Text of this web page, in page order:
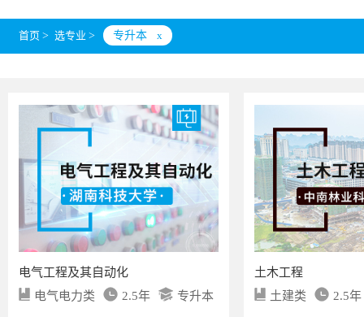
南华大学 长沙师范学院
湖南
首页 > 选专业 > 专升本 x
电气工程及其自动化
电气电力类
2.5年 专升本
土木工程
土建类
2.5年